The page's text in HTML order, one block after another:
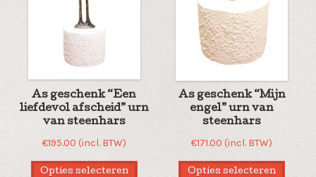
As geschenk “Een
liefdevol afscheid” urn
van steenhars
€195.00 (incl. BTW)
Opties selecteren
As geschenk “Mijn
engel” urn van
steenhars
€171.00 (incl. BTW)
Opties selecteren